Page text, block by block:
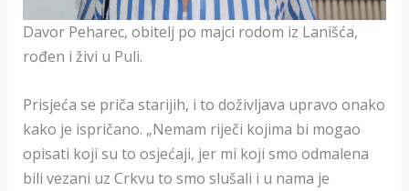
Davor Peharec, obitelj po majci rodom iz Lanišća,
rođen i živi u Puli.
Prisjeća se priča starijih, i to doživljava upravo onako
kako je ispričano. „Nemam riječi kojima bi mogao
opisati koji su to osjećaji, jer mi koji smo odmalena
bili vezani uz Crkvu to smo slušali i u nama je